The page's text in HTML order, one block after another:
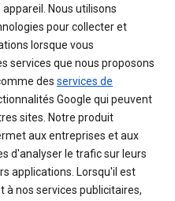
Nous utilisons
pour collecter et
lorsque vous
services que nous proposons
des services de
Google qui peuvent
sites. Notre produit
aux entreprises et aux
d'analyser le trafic sur leurs
applications. Lorsqu'il est
à nos services publicitaires,